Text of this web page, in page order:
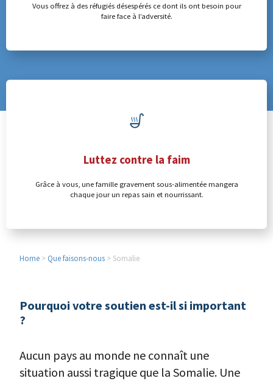
Vous offrez à des réfugiés désespérés ce dont ils ont besoin pour
faire face à l’adversité.
Luttez contre la faim
Grâce à vous, une famille gravement sous-alimentée mangera
chaque jour un repas sain et nourrissant.
Home > Que faisons-nous > Somalie
Pourquoi votre soutien est-il si important
?
Aucun pays au monde ne connaît une
situation aussi tragique que la Somalie. Une